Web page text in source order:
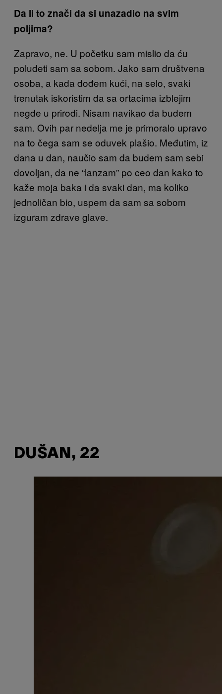
Da li to znači da si unazadio na svim
poljima?
Zapravo, ne. U početku sam mislio da ću
poludeti sam sa sobom. Jako sam društvena
osoba, a kada dođem kući, na selo, svaki
trenutak iskoristim da sa ortacima izblejim
negde u prirodi. Nisam navikao da budem
sam. Ovih par nedelja me je primoralo upravo
na to čega sam se oduvek plašio. Međutim, iz
dana u dan, naučio sam da budem sam sebi
dovoljan, da ne “lanzam” po ceo dan kako to
kaže moja baka i da svaki dan, ma koliko
jednoličan bio, uspem da sam sa sobom
izguram zdrave glave.
DUŠAN, 22